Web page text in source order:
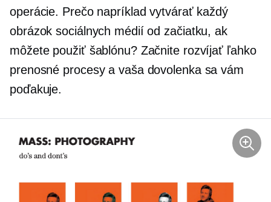
operácie. Prečo napríklad vytvárať každý
obrázok sociálnych médií od začiatku, ak
môžete použiť šablónu? Začnite rozvíjať ľahko
prenosné procesy a vaša dovolenka sa vám
poďakuje.